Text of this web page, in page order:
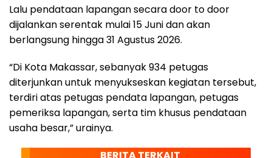
Lalu pendataan lapangan secara door to door
dijalankan serentak mulai 15 Juni dan akan
berlangsung hingga 31 Agustus 2026.
“Di Kota Makassar, sebanyak 934 petugas
diterjunkan untuk menyukseskan kegiatan tersebut,
terdiri atas petugas pendata lapangan, petugas
pemeriksa lapangan, serta tim khusus pendataan
usaha besar,” urainya.
BERITA TERKAIT